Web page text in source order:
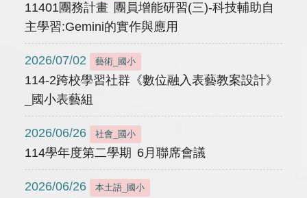
11401團務計畫 團員增能研習(三)-科技輔助自
主學習:Gemini的實作與應用
2026/07/02 藝術_國小
114-2跨校學習社群《數位融入表藝教案設計》
_國小表藝組
2026/06/26 社會_國小
114學年度第二學期 6月聯席會議
2026/06/26 本土語_國小